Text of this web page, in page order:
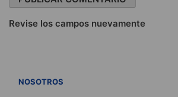
Revise los campos nuevamente
NOSOTROS